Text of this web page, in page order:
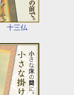
十三仏